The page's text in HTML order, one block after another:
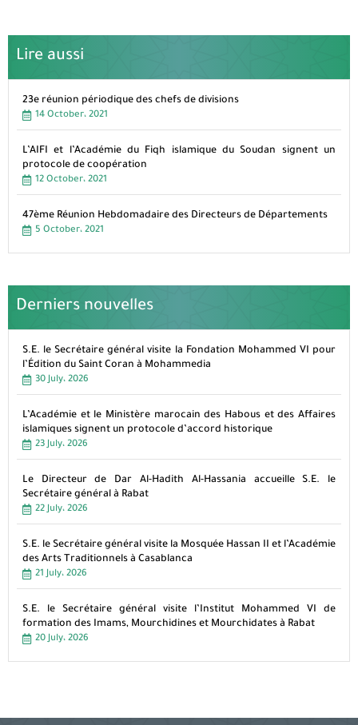
Lire aussi
23e réunion périodique des chefs de divisions
14 October، 2021
L’AIFI et l’Académie du Fiqh islamique du Soudan signent un
protocole de coopération
12 October، 2021
47ème Réunion Hebdomadaire des Directeurs de Départements
5 October، 2021
Derniers nouvelles
S.E. le Secrétaire général visite la Fondation Mohammed VI pour
l’Édition du Saint Coran à Mohammedia
30 July، 2026
L’Académie et le Ministère marocain des Habous et des Affaires
islamiques signent un protocole d’accord historique
23 July، 2026
Le Directeur de Dar Al-Hadith Al-Hassania accueille S.E. le
Secrétaire général à Rabat
22 July، 2026
S.E. le Secrétaire général visite la Mosquée Hassan II et l’Académie
des Arts Traditionnels à Casablanca
21 July، 2026
S.E. le Secrétaire général visite l’Institut Mohammed VI de
formation des Imams, Mourchidines et Mourchidates à Rabat
20 July، 2026